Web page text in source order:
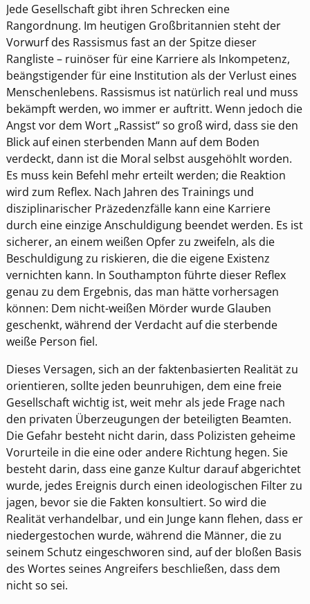
Jede Gesellschaft gibt ihren Schrecken eine
Rangordnung. Im heutigen Großbritannien steht der
Vorwurf des Rassismus fast an der Spitze dieser
Rangliste – ruinöser für eine Karriere als Inkompetenz,
beängstigender für eine Institution als der Verlust eines
Menschenlebens. Rassismus ist natürlich real und muss
bekämpft werden, wo immer er auftritt. Wenn jedoch die
Angst vor dem Wort „Rassist“ so groß wird, dass sie den
Blick auf einen sterbenden Mann auf dem Boden
verdeckt, dann ist die Moral selbst ausgehöhlt worden.
Es muss kein Befehl mehr erteilt werden; die Reaktion
wird zum Reflex. Nach Jahren des Trainings und
disziplinarischer Präzedenzfälle kann eine Karriere
durch eine einzige Anschuldigung beendet werden. Es ist
sicherer, an einem weißen Opfer zu zweifeln, als die
Beschuldigung zu riskieren, die die eigene Existenz
vernichten kann. In Southampton führte dieser Reflex
genau zu dem Ergebnis, das man hätte vorhersagen
können: Dem nicht-weißen Mörder wurde Glauben
geschenkt, während der Verdacht auf die sterbende
weiße Person fiel.
Dieses Versagen, sich an der faktenbasierten Realität zu
orientieren, sollte jeden beunruhigen, dem eine freie
Gesellschaft wichtig ist, weit mehr als jede Frage nach
den privaten Überzeugungen der beteiligten Beamten.
Die Gefahr besteht nicht darin, dass Polizisten geheime
Vorurteile in die eine oder andere Richtung hegen. Sie
besteht darin, dass eine ganze Kultur darauf abgerichtet
wurde, jedes Ereignis durch einen ideologischen Filter zu
jagen, bevor sie die Fakten konsultiert. So wird die
Realität verhandelbar, und ein Junge kann flehen, dass er
niedergestochen wurde, während die Männer, die zu
seinem Schutz eingeschworen sind, auf der bloßen Basis
des Wortes seines Angreifers beschließen, dass dem
nicht so sei.